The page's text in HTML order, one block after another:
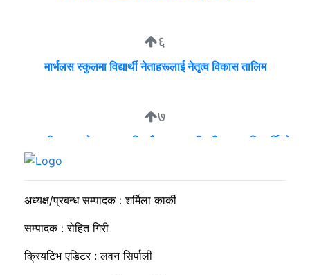
६
मार्भलस स्कुलमा विद्यार्थी नेताहरूलाई नेतृत्व विकास तालिम
७
व्यवसायी मुन्दडाको घरमा एकाबिहानै खानतलासी, पाँच घन्टापछि फर्कियो
अध्यक्ष/प्रबन्ध सम्पादक : शर्मिला कार्की
सम्पादक : रोहित गिरी
क्रियटिभ एडिटर : लवन सिर्पाली